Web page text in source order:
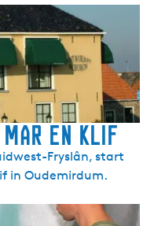
en Klif
Fryslân, start
in Oudemirdum.